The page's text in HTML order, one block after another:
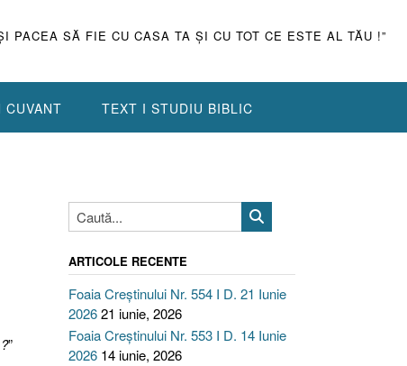
PACEA SĂ FIE CU CASA TA ŞI CU TOT CE ESTE AL TĂU !”
TEXT I STUDIU BIBLIC
”
ARTICOLE RECENTE
Foaia Creștinului Nr. 554 I D. 21 Iunie
202621 iunie, 2026
Foaia Creștinului Nr. 553 I D. 14 Iunie
2026 14 iunie, 2026